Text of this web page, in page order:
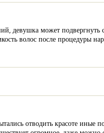
девушка может
волос после процедуры
отводить красоте